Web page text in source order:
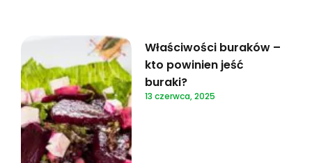
Właściwości buraków –
kto powinien jeść
buraki?
13 czerwca, 2025